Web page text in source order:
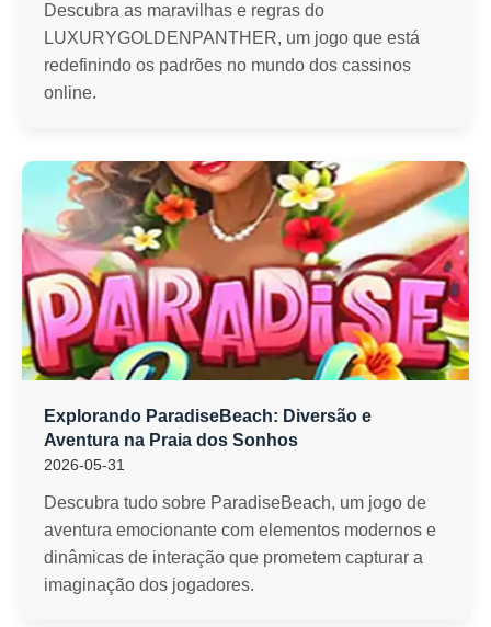
Descubra as maravilhas e regras do
LUXURYGOLDENPANTHER, um jogo que está
redefinindo os padrões no mundo dos cassinos
online.
Explorando ParadiseBeach: Diversão e
Aventura na Praia dos Sonhos
2026-05-31
Descubra tudo sobre ParadiseBeach, um jogo de
aventura emocionante com elementos modernos e
dinâmicas de interação que prometem capturar a
imaginação dos jogadores.